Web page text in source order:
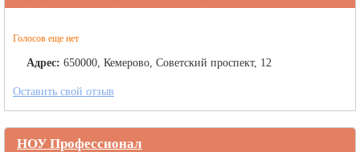
Голосов еще нет
Адрес: 650000, Кемерово, Советский проспект, 12
Оставить свой отзыв
НОУ Профессионал